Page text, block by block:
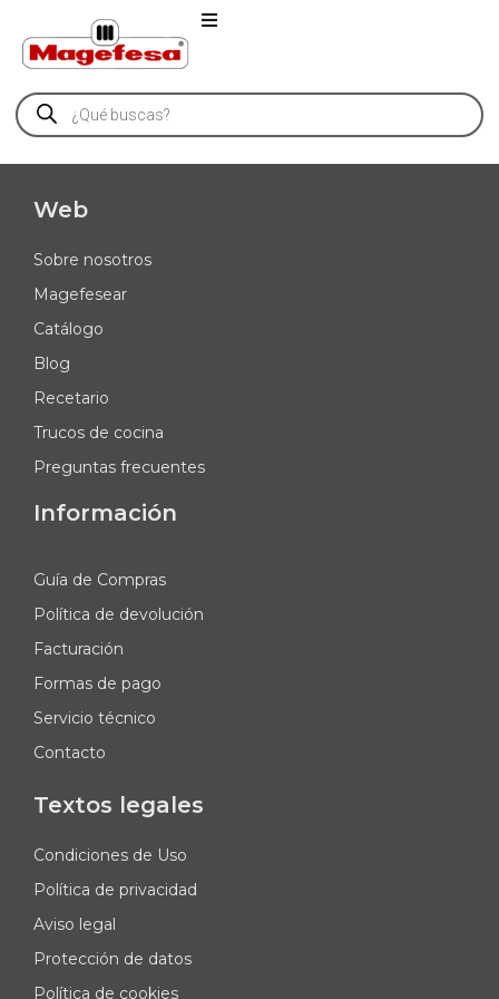
Web
Sobre nosotros
Magefesear
Catálogo
Blog
Recetario
Trucos de cocina
Preguntas frecuentes
Información
Guía de Compras
Política de devolución
Facturación
Formas de pago
Servicio técnico
Contacto
Textos legales
Condiciones de Uso
Política de privacidad
Aviso legal
Protección de datos
Política de cookies